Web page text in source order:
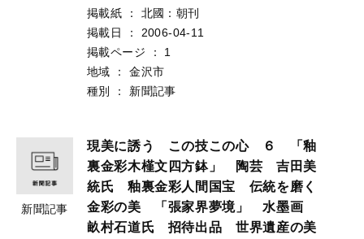
掲載紙 ：
北國：朝刊
掲載日
：
2006-04-11
掲載ページ
：
1
地域
：
金沢市
種別
： 新聞記事
新聞記事
現美に誘う この技この心 ６ 「釉
裏金彩木槿文四方鉢」 陶芸 吉田美
統氏 釉裏金彩人間国宝 伝統を磨く
金彩の美 「張家界夢境」 水墨画
畝村石道氏 招待出品 世界遺産の美